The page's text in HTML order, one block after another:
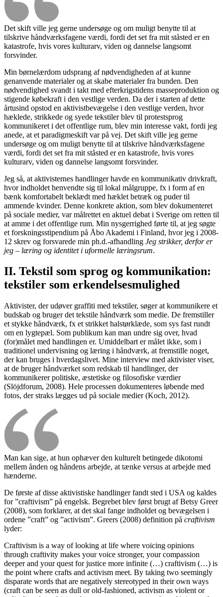
Det skift ville jeg gerne undersøge og om muligt benytte til at
tilskrive håndværksfagene værdi, fordi det set fra mit ståsted er en
katastrofe, hvis vores kulturarv, viden og dannelse langsomt
forsvinder.
Min børnelærdom udsprang af nødvendigheden af at kunne
genanvende materialer og at skabe materialer fra bunden. Den
nødvendighed svandt i takt med efterkrigstidens masseproduktion og
stigende købekraft i den vestlige verden. Da der i starten af dette
årtusind opstod en aktivistbevægelse i den vestlige verden, hvor
hæklede, strikkede og syede tekstiler blev til protestsprog
kommunikeret i det offentlige rum, blev min interesse vakt, fordi jeg
anede, at et paradigmeskift var på vej. Det skift ville jeg gerne
undersøge og om muligt benytte til at tilskrive håndværksfagene
værdi, fordi det set fra mit ståsted er en katastrofe, hvis vores
kulturarv, viden og dannelse langsomt forsvinder.
Jeg så, at aktivisternes handlinger havde en kommunikativ drivkraft,
hvor indholdet henvendte sig til lokal målgruppe, fx i form af en
bænk komfortabelt beklædt med hæklet betræk og puder til
ammende kvinder. Denne konkrete aktion, som blev dokumenteret
på sociale medier, var målrettet en aktuel debat i Sverige om retten til
at amme i det offentlige rum. Min nysgerrighed førte til, at jeg søgte
et forskningsstipendium på Åbo Akademi i Finland, hvor jeg i 2008-
12 skrev og forsvarede min ph.d.-afhandling Jeg strikker, derfor er
jeg – læring og identitet i uformelle læringsrum.
II. Tekstil som sprog og kommunikation:
tekstiler som erkendelsesmulighed
Aktivister, der udøver graffiti med tekstiler, søger at kommunikere et
budskab og bruger det tekstile håndværk som medie. De fremstiller
et stykke håndværk, fx et strikket halstørklæde, som sys fast rundt
om en lygtepæl. Som publikum kan man undre sig over, hvad
(for)målet med handlingen er. Umiddelbart er målet ikke, som i
traditionel undervisning og læring i håndværk, at fremstille noget,
der kan bruges i hverdagslivet. Mine interview med aktivister viser,
at de bruger håndværket som redskab til handlinger, der
kommunikerer politiske, æstetiske og filosofiske værdier
(Slöjdforum, 2008). Hele processen dokumenteres løbende med
fotos, der straks lægges ud på sociale medier (Koch, 2012).
Man kan sige, at hun ophæver den kulturelt betingede dikotomi
mellem ånden og håndens arbejde, at tænke versus at arbejde med
hænderne.
De første af disse aktivistiske handlinger fandt sted i USA og kaldes
for ”craftivism” på engelsk. Begrebet blev først brugt af Betsy Greer
(2008), som forklarer, at det skal fange indholdet og bevægelsen i
ordene ”craft” og ”activism”. Greers (2008) definition på craftivism
lyder:
Craftivism is a way of looking at life where voicing opinions
through craftivity makes your voice stronger, your compassion
deeper and your quest for justice more infinite (…) craftivism (…) is
the point where crafts and activism meet. By taking two seemingly
disparate words that are negatively stereotyped in their own ways
(craft can be seen as dull or old-fashioned, activism as violent or